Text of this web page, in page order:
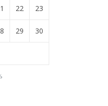
22 23
29 30